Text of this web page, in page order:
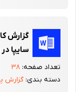
سپس پیچ و واشر
باز کرده و با اهرم
. ابتدا خار زنجیر
میل سوپاپ نیز
گزارش
سایپا
تعداد صفحه: ۳۸
دسته بندی: گزارش